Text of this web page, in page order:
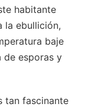
habitante
la ebullición,
baje
de esporas y
tan fascinante